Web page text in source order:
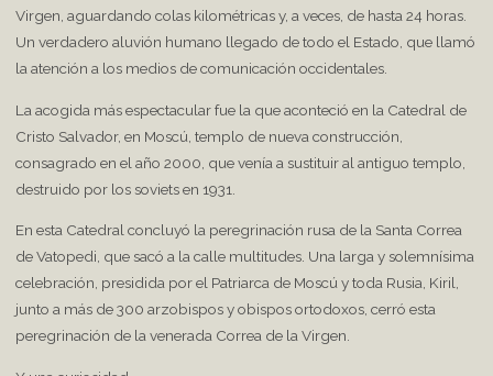
Virgen, aguardando colas kilométricas y, a veces, de hasta 24 horas.
Un verdadero aluvión humano llegado de todo el Estado, que llamó
la atención a los medios de comunicación occidentales.
La acogida más espectacular fue la que aconteció en la Catedral de
Cristo Salvador, en Moscú, templo de nueva construcción,
consagrado en el año 2000, que venía a sustituir al antiguo templo,
destruido por los soviets en 1931.
En esta Catedral concluyó la peregrinación rusa de la Santa Correa
de Vatopedi, que sacó a la calle multitudes. Una larga y solemnísima
celebración, presidida por el Patriarca de Moscú y toda Rusia, Kiril,
junto a más de 300 arzobispos y obispos ortodoxos, cerró esta
peregrinación de la venerada Correa de la Virgen.